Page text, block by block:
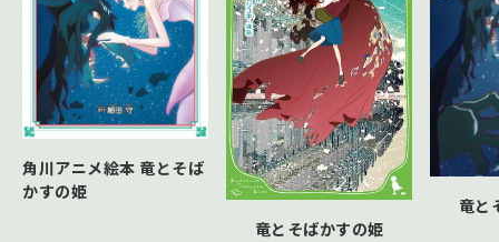
角川アニメ絵本 竜とそば
かすの姫
竜とそばかすの姫
竜と